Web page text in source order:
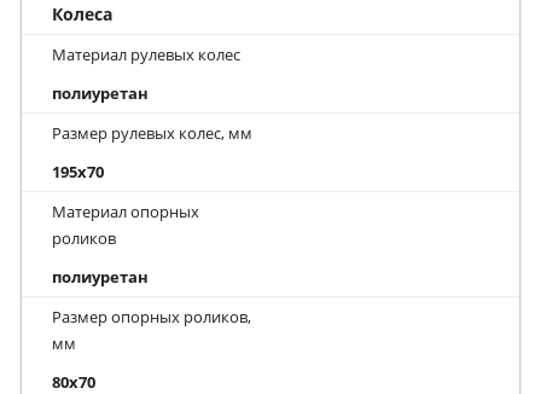
Колеса
Материал рулевых колес
полиуретан
Размер рулевых колес, мм
195x70
Материал опорных
роликов
полиуретан
Размер опорных роликов,
мм
80x70